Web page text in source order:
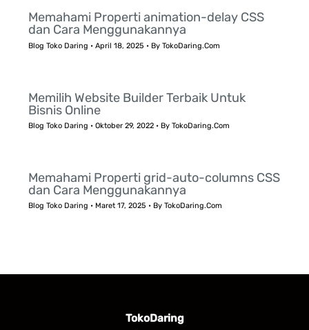
Memahami Properti animation-delay CSS
dan Cara Menggunakannya
Blog Toko Daring •April 18, 2025 • ByTokoDaring.Com
Memilih Website Builder Terbaik Untuk
Bisnis Online
Blog Toko Daring •Oktober 29, 2022 • ByTokoDaring.Com
Memahami Properti grid-auto-columns CSS
dan Cara Menggunakannya
Blog Toko Daring • Maret 17, 2025 • ByTokoDaring.Com
TokoDaring